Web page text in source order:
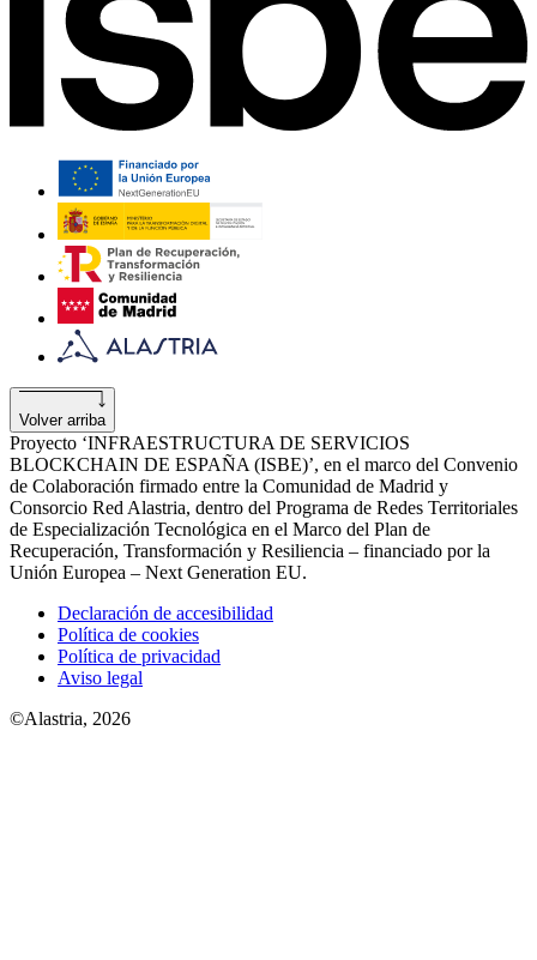
Volver arriba
Proyecto ‘INFRAESTRUCTURA DE SERVICIOS
BLOCKCHAIN DE ESPAÑA (ISBE)’, en el marco del Convenio
de Colaboración firmado entre la Comunidad de Madrid y
Consorcio Red Alastria, dentro del Programa de Redes Territoriales
de Especialización Tecnológica en el Marco del Plan de
Recuperación, Transformación y Resiliencia – financiado por la
Unión Europea – Next Generation EU.
Declaración de accesibilidad
Política de cookies
Política de privacidad
Aviso legal
©Alastria, 2026